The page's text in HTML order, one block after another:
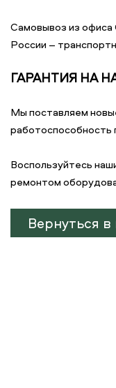
Самовывоз из
России –
ГАРАНТИЯ НА
Мы поставляем
работоспособность
Воспользуйтесь
ремонтом
Вернуться в